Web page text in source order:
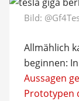
Bild:
Allmählich
beginnen:
Aussagen
Prototypen